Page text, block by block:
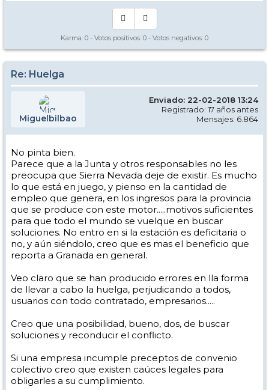
Karma: 0 - Votos positivos: 0 - Votos negativos: 0
Re: Huelga
Miguelbilbao
Enviado: 22-02-2018 13:24
Registrado: 17 años antes
Mensajes: 6.864
No pinta bien.
Parece que a la Junta y otros responsables no les
preocupa que Sierra Nevada deje de existir. Es mucho
lo que está en juego, y pienso en la cantidad de
empleo que genera, en los ingresos para la provincia
que se produce con este motor.....motivos suficientes
para que todo el mundo se vuelque en buscar
soluciones. No entro en si la estación es deficitaria o
no, y aún siéndolo, creo que es mas el beneficio que
reporta a Granada en general.
Veo claro que se han producido errores en lla forma
de llevar a cabo la huelga, perjudicando a todos,
usuarios con todo contratado, empresarios.....
Creo que una posibilidad, bueno, dos, de buscar
soluciones y reconducir el conflicto.
Si una empresa incumple preceptos de convenio
colectivo creo que existen caúces legales para
obligarles a su cumplimiento.